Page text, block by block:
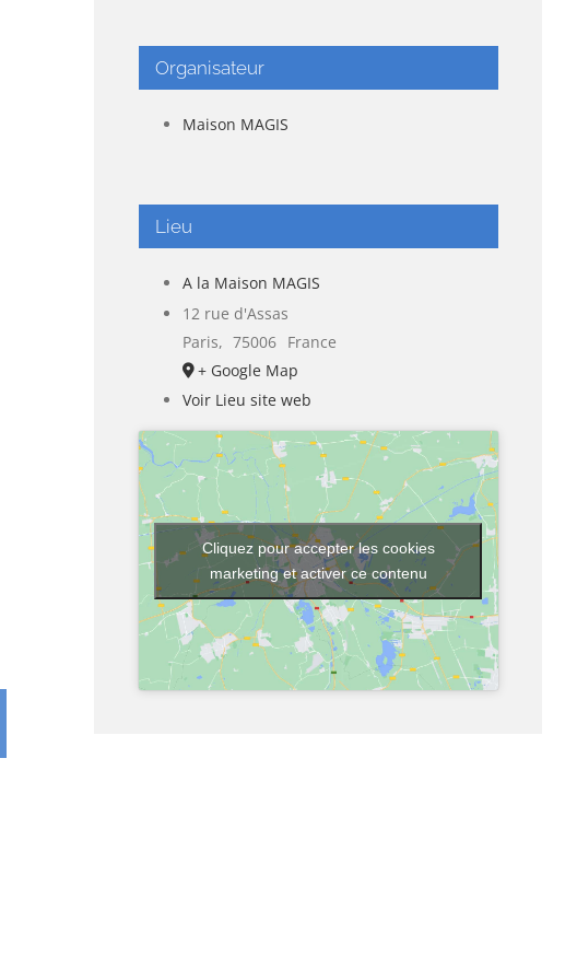
Organisateur
Maison MAGIS
Lieu
A la Maison MAGIS
12 rue d'Assas
Paris, 75006 France
+ Google Map
Voir Lieu site web
Cliquez pour accepter les cookies
marketing et activer ce contenu